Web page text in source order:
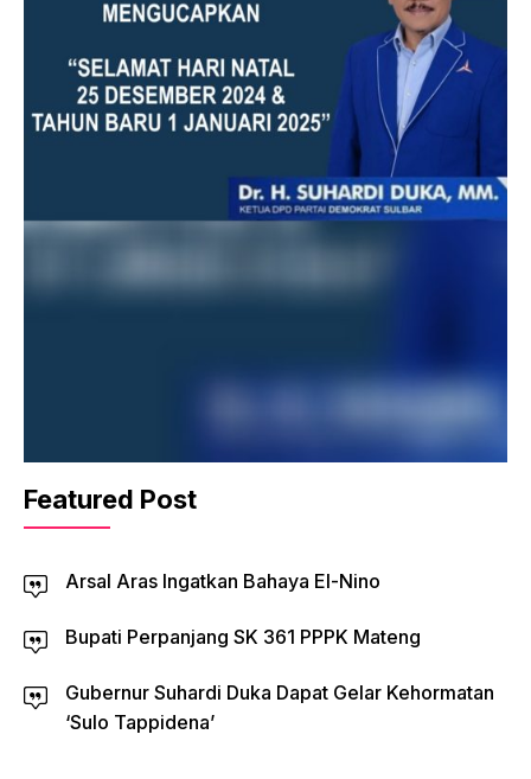
Featured Post
Arsal Aras Ingatkan Bahaya El-Nino
Bupati Perpanjang SK 361 PPPK Mateng
Gubernur Suhardi Duka Dapat Gelar Kehormatan
‘Sulo Tappidena’